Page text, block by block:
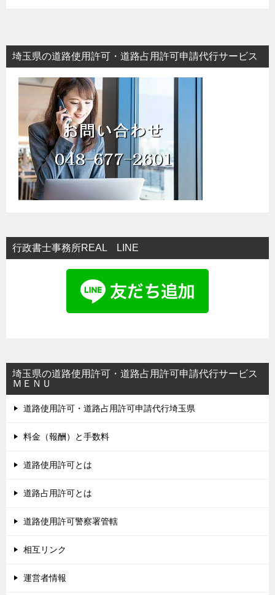
埼玉県の道路使用許可・道路占用許可申請代行サービス
行政書士事務所REAL LINE
埼玉県の道路使用許可・道路占用許可申請代行サービス
ＭＥＮＵ
道路使用許可・道路占用許可申請代行埼玉県
料金（報酬）と手数料
道路使用許可とは
道路占用許可とは
道路使用許可警察署管轄
相互リンク
運営者情報